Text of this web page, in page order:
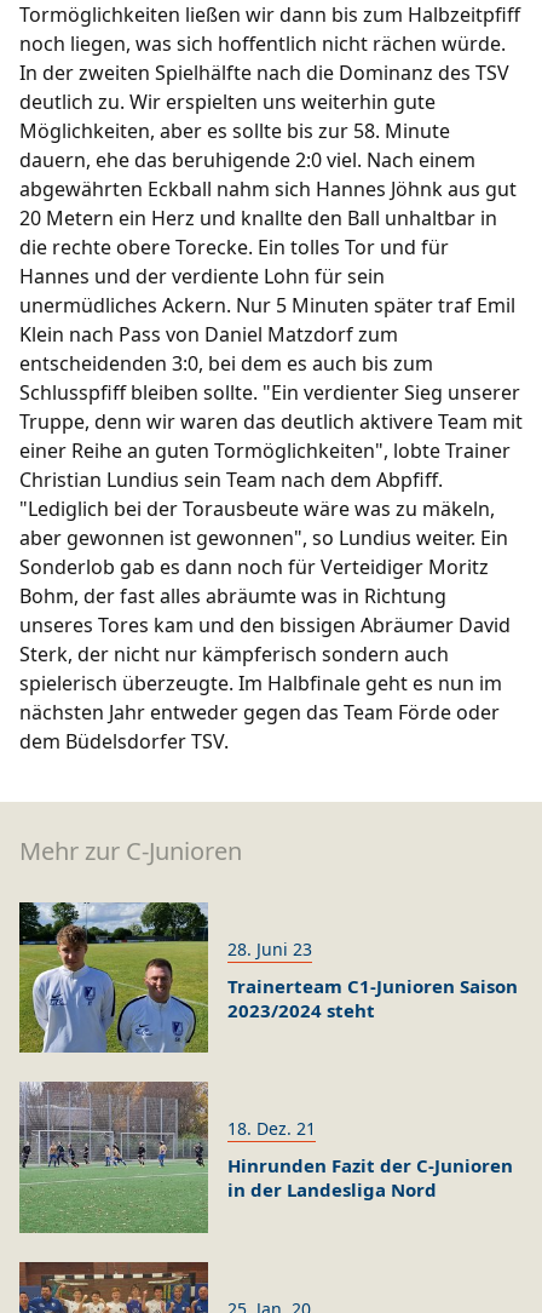
Fanshop
Tormöglichkeiten ließen wir dann bis zum Halbzeitpfiff
noch liegen, was sich hoffentlich nicht rächen würde.
In der zweiten Spielhälfte nach die Dominanz des TSV
deutlich zu. Wir erspielten uns weiterhin gute
Möglichkeiten, aber es sollte bis zur 58. Minute
dauern, ehe das beruhigende 2:0 viel. Nach einem
abgewährten Eckball nahm sich Hannes Jöhnk aus gut
20 Metern ein Herz und knallte den Ball unhaltbar in
die rechte obere Torecke. Ein tolles Tor und für
Hannes und der verdiente Lohn für sein
unermüdliches Ackern. Nur 5 Minuten später traf Emil
Klein nach Pass von Daniel Matzdorf zum
entscheidenden 3:0, bei dem es auch bis zum
Schlusspfiff bleiben sollte. "Ein verdienter Sieg unserer
Truppe, denn wir waren das deutlich aktivere Team mit
einer Reihe an guten Tormöglichkeiten", lobte Trainer
Christian Lundius sein Team nach dem Abpfiff.
"Lediglich bei der Torausbeute wäre was zu mäkeln,
aber gewonnen ist gewonnen", so Lundius weiter. Ein
Sonderlob gab es dann noch für Verteidiger Moritz
Bohm, der fast alles abräumte was in Richtung
unseres Tores kam und den bissigen Abräumer David
Sterk, der nicht nur kämpferisch sondern auch
spielerisch überzeugte. Im Halbfinale geht es nun im
nächsten Jahr entweder gegen das Team Förde oder
dem Büdelsdorfer TSV.
Mehr zur C-Junioren
28. Juni 23
Trainerteam C1-Junioren Saison
2023/2024 steht
18. Dez. 21
Hinrunden Fazit der C-Junioren
in der Landesliga Nord
25. Jan. 20